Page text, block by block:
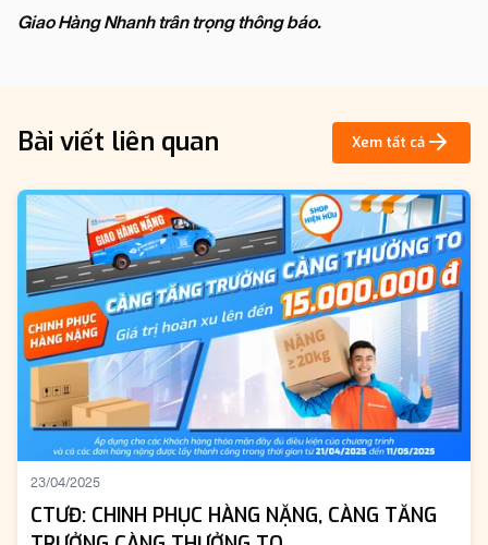
Giao Hàng Nhanh trân trọng thông báo.
Bài viết liên quan Xem tất cả
23/04/2025
CTƯĐ: CHINH PHỤC HÀNG NẶNG, CÀNG TĂNG